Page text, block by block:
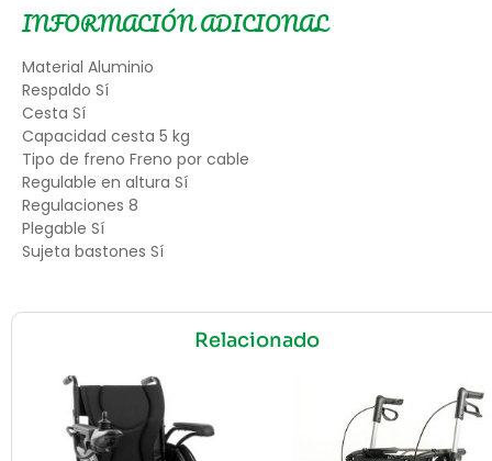
Relacionado
INFORMACIÓN ADICIONAL
Material Aluminio
Respaldo Sí
Cesta Sí
Capacidad cesta 5 kg
Tipo de freno Freno por cable
Regulable en altura Sí
Regulaciones 8
Plegable Sí
Sujeta bastones Sí